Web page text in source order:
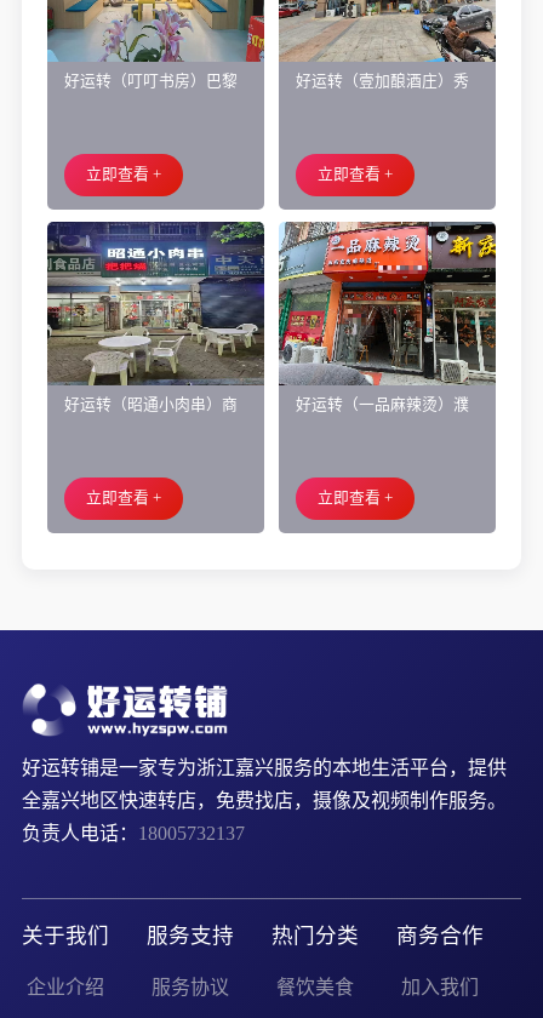
好运转（叮叮书房）巴黎
培训班带生源转让
立即查看 +
好运转（壹加酿酒庄）秀
庄、空店铺转让
立即查看 +
好运转（昭通小肉串）商
外摆、 房租2.2万/年
立即查看 +
好运转（一品麻辣烫）濮
小吃店转让
立即查看 +
好运转铺是一家专为浙江嘉兴服务的本地生活平台，提供
全嘉兴地区快速转店，免费找店，摄像及视频制作服务。
负责人电话： 18005732137
关于我们
企业介绍
服务支持
服务协议
热门分类
餐饮美食
商务合作
加入我们